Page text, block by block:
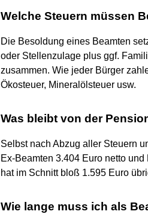
Welche Steuern müssen
Die Besoldung eines Beamten
oder Stellenzulage plus ggf.
zusammen. Wie jeder Bürger
Ökosteuer, Mineralölsteuer usw.
Was bleibt von der
Selbst nach Abzug aller Steuern
Ex-Beamten 3.404 Euro netto
hat im Schnitt bloß 1.595 Euro
Wie lange muss ich als